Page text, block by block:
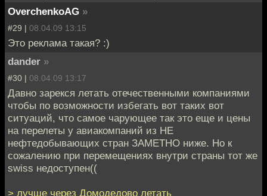
OverchenkoAG »
#29 | 08.04.09 13:15
Это реклама такая? :)
dander »
#30 | 08.04.09 13:17
Давно зарекся летать отечественными компаниями
чтобы по возможности избегать вот таких вот
ситуаций, что самое чарующее так это еще и цены
на перелеты у авиакомпаний из НЕ
нефтедобывающих стран ЗАМЕТНО ниже. Но к
сожалению при перемещениях внутри страны тот же
swiss недоступен((
> лучше через Домодедово летать